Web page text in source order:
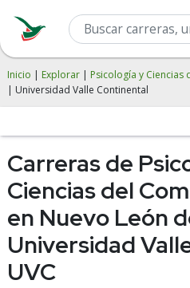
Inicio | Explorar | Psicología y
| Universidad Valle Continental
Carreras de
Ciencias del
en Nuevo León
Universidad
UVC